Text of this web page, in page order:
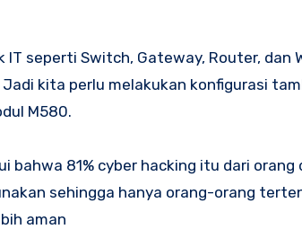
seperti Switch, Gateway, Router, dan
kita perlu melakukan konfigurasi
M580.
bahwa 81% cyber hacking itu dari
sehingga hanya orang-orang
aman